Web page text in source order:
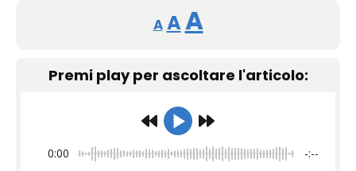
A
Reducir
tamaño
fuente.
A Restablecer
de
fuente
AAumentar
tamaño
fuente.
Premi play per ascoltare l'articolo:
0:00 -:--